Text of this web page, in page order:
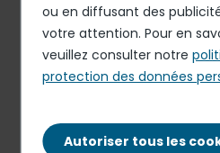
Télécharger le document
PDF - 726.79 Ko
Elior Group et Sport dans
partenariat en faveur de
ou en diffusant des
votre attention. Pour en
veuillez consulter notre
protection des données
Autoriser tous les